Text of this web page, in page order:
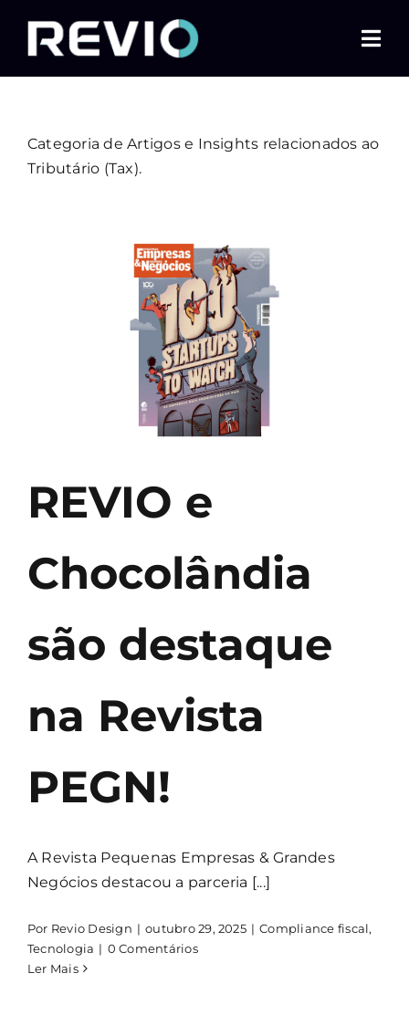
Insights
Contato
Categoria de Artigos e Insights relacionados ao
Tributário (Tax).
REVIO e
Chocolândia
são destaque
na Revista
PEGN!
A Revista Pequenas Empresas & Grandes
Negócios destacou a parceria [...]
Por Revio Design | outubro 29, 2025 | Compliance fiscal,
Tecnologia | 0 Comentários
Ler Mais